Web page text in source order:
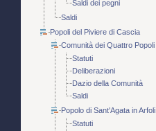
Saldi dei pegni
Saldi
Popoli del Piviere di Cascia
Comunità dei Quattro Popoli
Statuti
Deliberazioni
Dazio della Comunità
Saldi
Popolo di Sant'Agata in Arfoli
Statuti